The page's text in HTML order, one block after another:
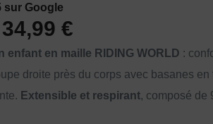
sur Google
34,99 €
enfant en maille RIDING WORLD :
droite près du corps avec basanes
Extensible et respirant, composé de